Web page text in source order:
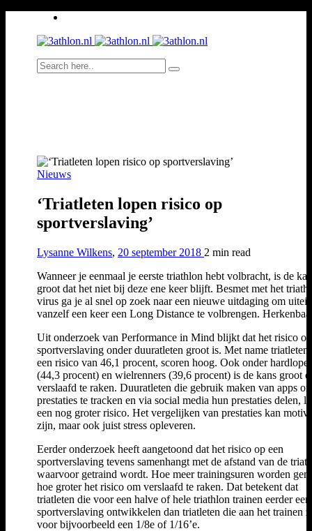
Nieuws
‘Triatleten lopen risico op
sportverslaving’
Lysanne Wilkens, 20 september 2018 2 min read
Wanneer je eenmaal je eerste triathlon hebt volbracht, is de
groot dat het niet bij deze ene keer blijft. Besmet met het
virus ga je al snel op zoek naar een nieuwe uitdaging om
vanzelf een keer een Long Distance te volbrengen.
Uit onderzoek van Performance in Mind blijkt dat het risico
sportverslaving onder duuratleten groot is. Met name
een risico van 46,1 procent, scoren hoog. Ook onder
(44,3 procent) en wielrenners (39,6 procent) is de kans groot
verslaafd te raken. Duuratleten die gebruik maken van apps
prestaties te tracken en via social media hun prestaties delen,
een nog groter risico. Het vergelijken van prestaties kan
zijn, maar ook juist stress opleveren.
Eerder onderzoek heeft aangetoond dat het risico op een
sportverslaving tevens samenhangt met de afstand van de
waarvoor getraind wordt. Hoe meer trainingsuren worden
hoe groter het risico om verslaafd te raken. Dat betekent dat
triatleten die voor een halve of hele triathlon trainen eerder een
sportverslaving ontwikkelen dan triatleten die aan het trainen
voor bijvoorbeeld een 1/8e of 1/16’e.